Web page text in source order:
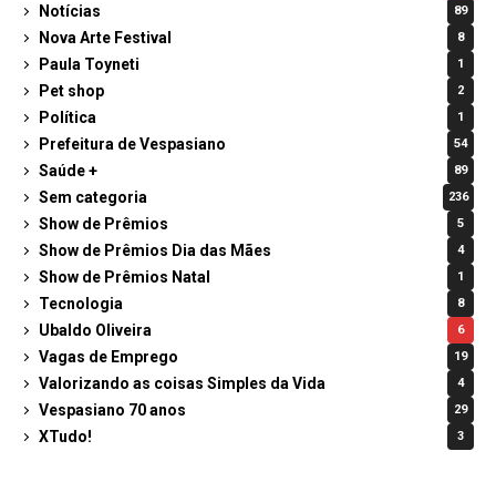
Notícias 89
Nova Arte Festival 8
Paula Toyneti 1
Pet shop 2
Política 1
Prefeitura de Vespasiano 54
Saúde + 89
Sem categoria 236
Show de Prêmios 5
Show de Prêmios Dia das Mães 4
Show de Prêmios Natal 1
Tecnologia 8
Ubaldo Oliveira 6
Vagas de Emprego 19
Valorizando as coisas Simples da Vida 4
Vespasiano 70 anos 29
XTudo! 3